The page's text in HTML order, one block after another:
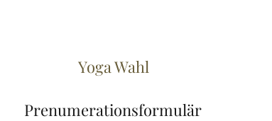
Yoga Wahl
Prenumerationsformulär